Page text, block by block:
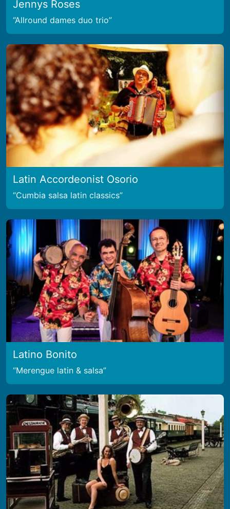
Jennys Roses
Allround dames duo trio
Latin Accordeonist Osorio
Cumbia salsa latin classics
Latino Bonito
Merengue latin & salsa